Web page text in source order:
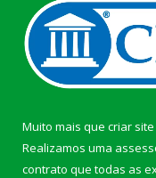
Muito mais que criar site
Realizamos uma
contrato que todas as